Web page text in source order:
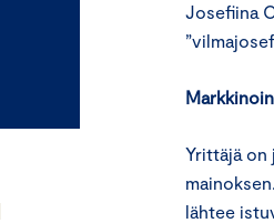
Josefiina
Yrittäjä on
lähtee